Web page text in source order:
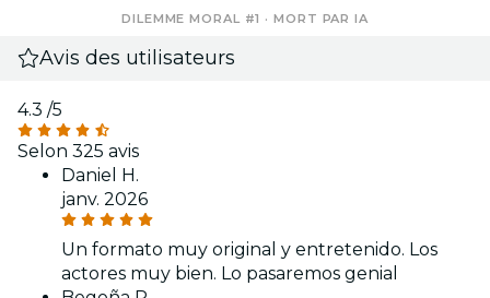
DILEMME MORAL #1 · MORT PAR IA
Avis des utilisateurs
4.3 /5
Selon 325 avis
Daniel H.
janv. 2026
Un formato muy original y entretenido. Los
actores muy bien. Lo pasaremos genial